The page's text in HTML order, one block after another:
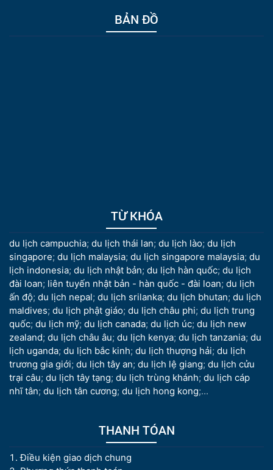
hàng dầu gió nổi tiếng Singapore thuộc về chính phủ.
trưa và nghỉ ngơi tại nhà hàng.
tục đáp chuyến bay về HCM – Kết thúc chương trình
BẢN ĐỒ
TỪ KHÓA
du lịch campuchia; du lịch thái lan; du lịch lào; du lịch
singapore; du lịch malaysia; du lịch singapore malaysia; du
lịch indonesia; du lịch nhật bản; du lịch hàn quốc; du lịch
đài loan; liên tuyến nhật bản - hàn quốc - đài loan; du lịch
ấn độ; du lịch nepal; du lịch srilanka; du lịch bhutan; du lịch
maldives; du lịch phật giáo; du lịch châu phi; du lịch trung
quốc; du lịch mỹ; du lịch canada; du lịch úc; du lịch new
zealand; du lịch châu âu; du lịch kenya; du lịch tanzania; du
lịch uganda; du lịch bắc kinh; du lịch thượng hải; du lịch
trương gia giới; du lịch tây an; du lịch lệ giang; du lịch cửu
trại câu; du lịch tây tạng; du lịch trùng khánh; du lịch cáp
nhĩ tân; du lịch tân cương; du lịch hong kong;...
THANH TÓAN
Điều kiện giao dịch chung